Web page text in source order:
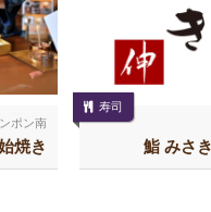
ポン南
焼き
寿司
鮨 みさ